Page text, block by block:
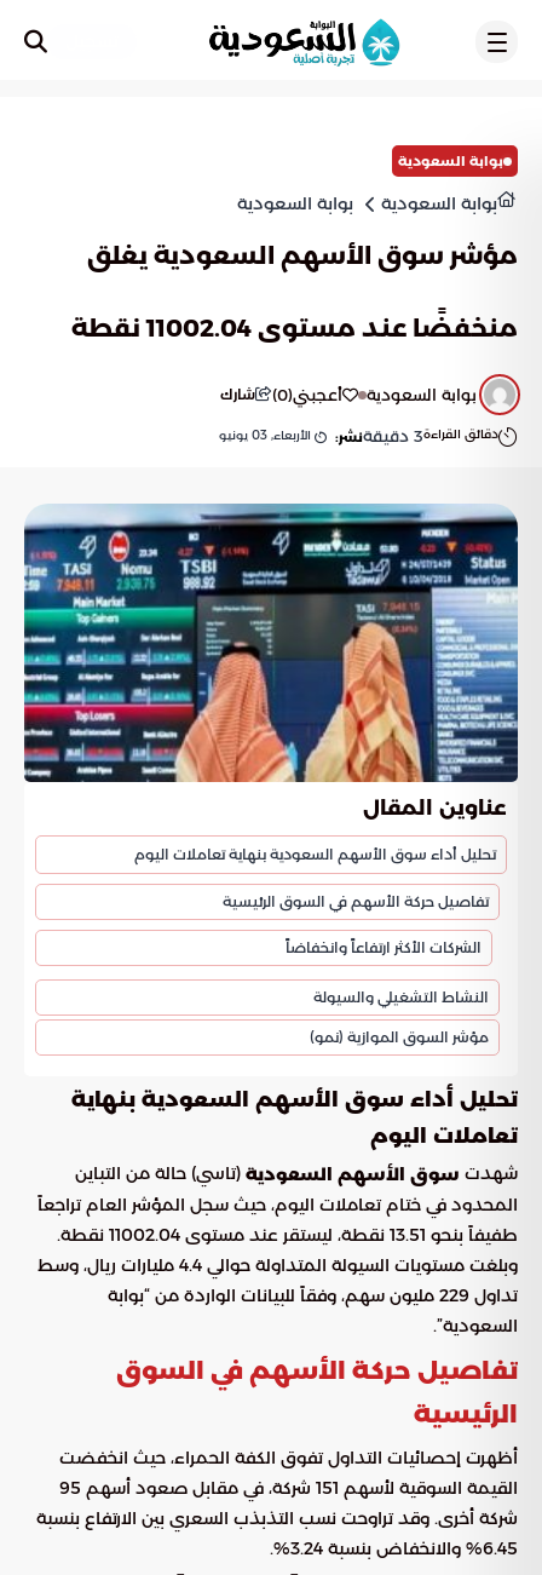
بوابة السعودية
بوابة السعودية بوابة السعودية
مؤشر سوق الأسهم السعودية يغلق
منخفضًا عند مستوى 11002.04 نقطة
بوابة السعودية أعجبني(
0
) شارك
دقائق القراءة3 دقيقةنشر: الأربعاء, 03 يونيو
عناوين المقال
تحليل أداء سوق الأسهم السعودية بنهاية تعاملات اليوم
تفاصيل حركة الأسهم في السوق الرئيسية
الشركات الأكثر ارتفاعاً وانخفاضاً
النشاط التشغيلي والسيولة
مؤشر السوق الموازية (نمو)
تحليل أداء سوق الأسهم السعودية بنهاية
تعاملات اليوم
شهدت سوق الأسهم السعودية (تاسي) حالة من التباين
المحدود في ختام تعاملات اليوم، حيث سجل المؤشر العام تراجعاً
طفيفاً بنحو 13.51 نقطة، ليستقر عند مستوى 11002.04 نقطة.
وبلغت مستويات السيولة المتداولة حوالي 4.4 مليارات ريال، وسط
تداول 229 مليون سهم، وفقاً للبيانات الواردة من “بوابة
السعودية”.
تفاصيل حركة الأسهم في السوق
الرئيسية
أظهرت إحصائيات التداول تفوق الكفة الحمراء، حيث انخفضت
القيمة السوقية لأسهم 151 شركة، في مقابل صعود أسهم 95
شركة أخرى. وقد تراوحت نسب التذبذب السعري بين الارتفاع بنسبة
6.45% والانخفاض بنسبة 3.24%.